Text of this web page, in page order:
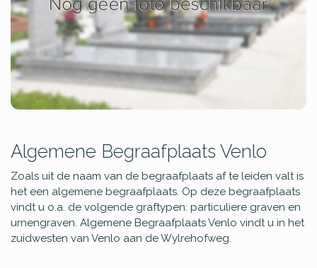
Algemene Begraafplaats Venlo
Zoals uit de naam van de begraafplaats af te leiden valt is
het een algemene begraafplaats. Op deze begraafplaats
vindt u o.a. de volgende graftypen: particuliere graven en
urnengraven. Algemene Begraafplaats Venlo vindt u in het
zuidwesten van Venlo aan de Wylrehofweg.